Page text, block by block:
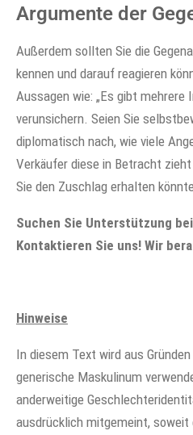
Argumente der
Außerdem sollten Sie die
kennen und darauf reagieren
Aussagen wie: „Es gibt mehrere
verunsichern. Seien Sie
diplomatisch nach, wie viele
Verkäufer diese in Betracht
Sie den Zuschlag erhalten
Suchen Sie Unterstützung
Kontaktieren Sie uns! Wir
Hinweise
In diesem Text wird aus
generische Maskulinum
anderweitige
ausdrücklich mitgemeint, soweit